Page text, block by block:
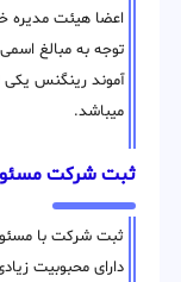
اعضا هیئت مدیره
توجه به مبالغ
آموند رینگنس یکی
میباشد.
ثبت شرکت
ثبت شرکت با
دارای محبوبیت